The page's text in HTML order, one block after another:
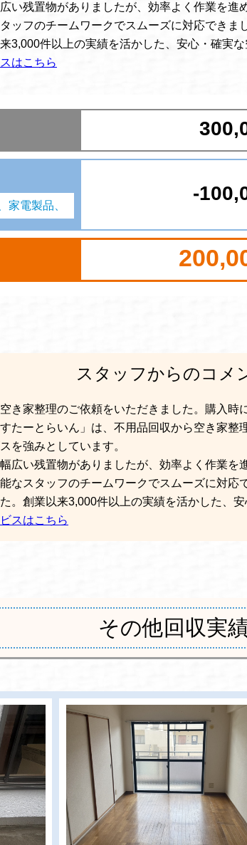
い残置物がありましたが、効率よく作業を進
ッフのチームワークでスムーズに対応でき
3,000件以上の実績を活かした、安心・確実な
はこちら
家電製品、
-
スタッフからのコメ
き家整理のご依頼をいただきました。購入
たーとらいん」は、不用品回収から空き家
を強みとしています。
広い残置物がありましたが、効率よく作業を
なスタッフのチームワークでスムーズに対
。創業以来3,000件以上の実績を活かした、安
スはこちら
その他回収実